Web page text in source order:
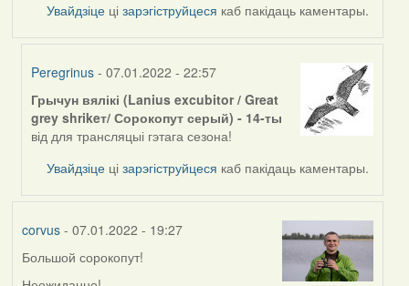
Увайдзіце цізарэгіструйцеся каб пакідаць каментары.
Peregrinus - 07.01.2022 - 22:57
In
reply
to
Грычун вялікі (Lanius excubitor / Great
grey shrikeт/ Сорокопут серый) - 14-ты
від для трансляцыі гэтага сезона!
Увайдзіце цізарэгіструйцеся каб пакідаць каментары.
corvus- 07.01.2022 - 19:27
Большой сорокопут!